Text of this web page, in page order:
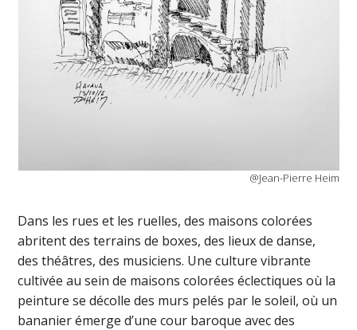
@Jean-Pierre Heim
Dans les rues et les ruelles, des maisons colorées
abritent des terrains de boxes, des lieux de danse,
des théâtres, des musiciens. Une culture vibrante
cultivée au sein de maisons colorées éclectiques où la
peinture se décolle des murs pelés par le soleil, où un
bananier émerge d’une cour baroque avec des